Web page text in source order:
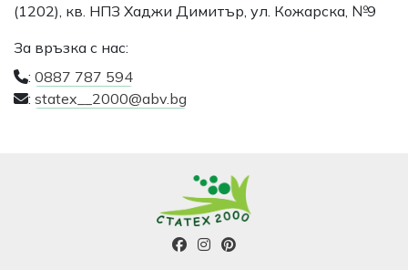
(1202), кв. НПЗ Хаджи Димитър, ул. Кожарска, №9
За връзка с нас:
: 0887 787 594
: statex__2000@abv.bg